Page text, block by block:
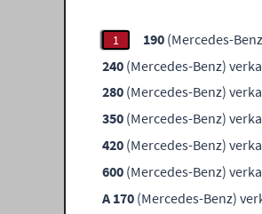
1 190 (Mercedes-
240 (Mercedes-Benz)
280 (Mercedes-Benz)
350 (Mercedes-Benz)
420 (Mercedes-Benz)
600 (Mercedes-Benz)
A 170 (Mercedes-Benz)